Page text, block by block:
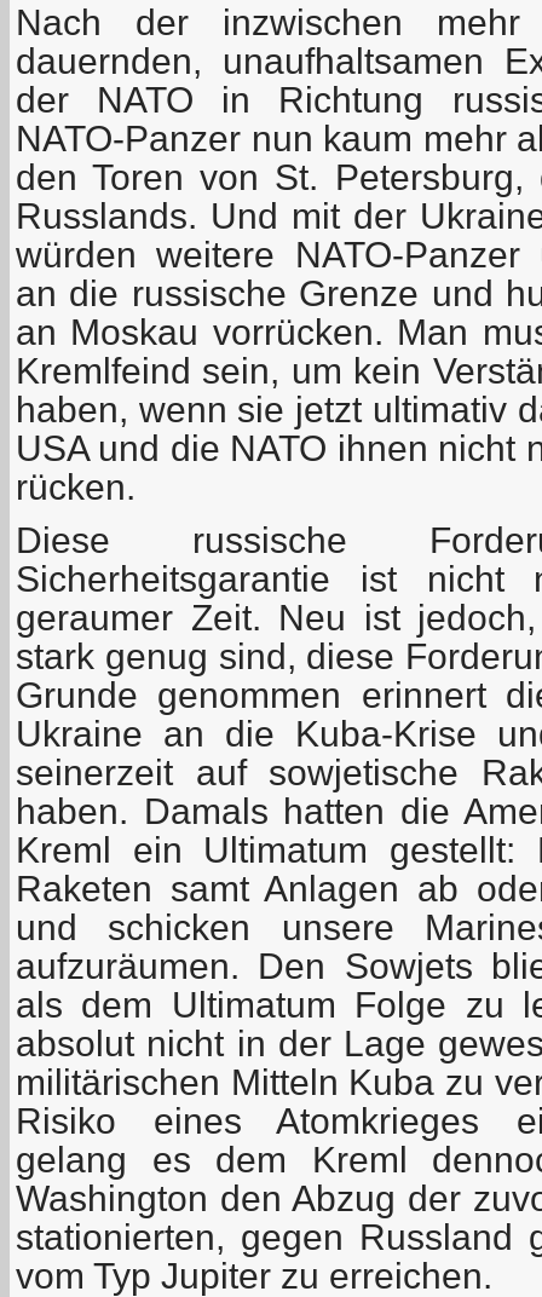
Nach der inzwischen
dauernden, unaufhaltsamen
der NATO in Richtung
NATO-Panzer nun kaum mehr
den Toren von St.
Russlands. Und mit der
würden weitere NATO-
an die russische Grenze und
an Moskau vorrücken. Man
Kremlfeind sein, um kein
haben, wenn sie jetzt ultimativ
USA und die NATO ihnen nicht
rücken.
Diese russische
Sicherheitsgarantie ist
geraumer Zeit. Neu ist
stark genug sind, diese
Grunde genommen erinnert
Ukraine an die Kuba-Krise
seinerzeit auf sowjetische
haben. Damals hatten die
Kreml ein Ultimatum
Raketen samt Anlagen ab
und schicken unsere
aufzuräumen. Den Sowjets
als dem Ultimatum Folge zu
absolut nicht in der Lage
militärischen Mitteln Kuba zu
Risiko eines Atomkrieges
gelang es dem Kreml
Washington den Abzug der
stationierten, gegen Russland
vom Typ Jupiter zu erreichen.